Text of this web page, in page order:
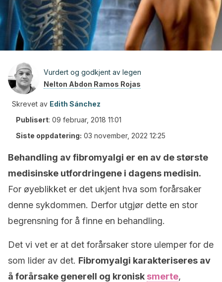
Vurdert og godkjent av legen
Nelton Abdon Ramos Rojas
Skrevet av Edith Sánchez
Publisert: 09 februar, 2018 11:01
Siste oppdatering: 03 november, 2022 12:25
Behandling av fibromyalgi er en av de største
medisinske utfordringene i dagens medisin.
For øyeblikket er det ukjent hva som forårsaker
denne sykdommen. Derfor utgjør dette en stor
begrensning for å finne en behandling.
Det vi vet er at det forårsaker store ulemper for de
som lider av det. Fibromyalgi karakteriseres av
å forårsake generell og kronisk smerte,